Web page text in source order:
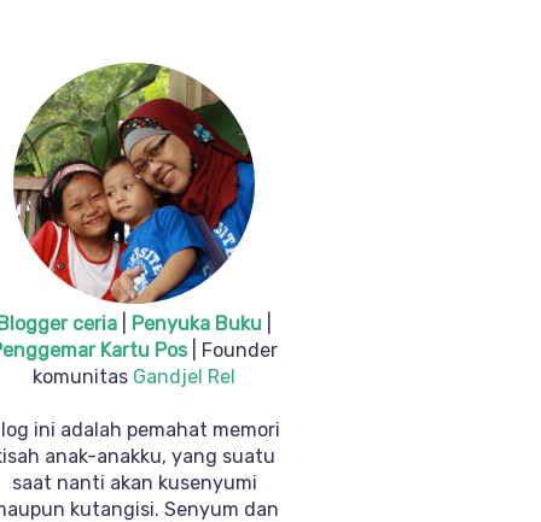
ceria Penyuka Buku
Kartu Pos
| Founder
komunitas Gandjel Rel
ini adalah pemahat memori
anak-anakku, yang suatu
saat nanti akan kusenyumi
kutangisi. Senyum dan